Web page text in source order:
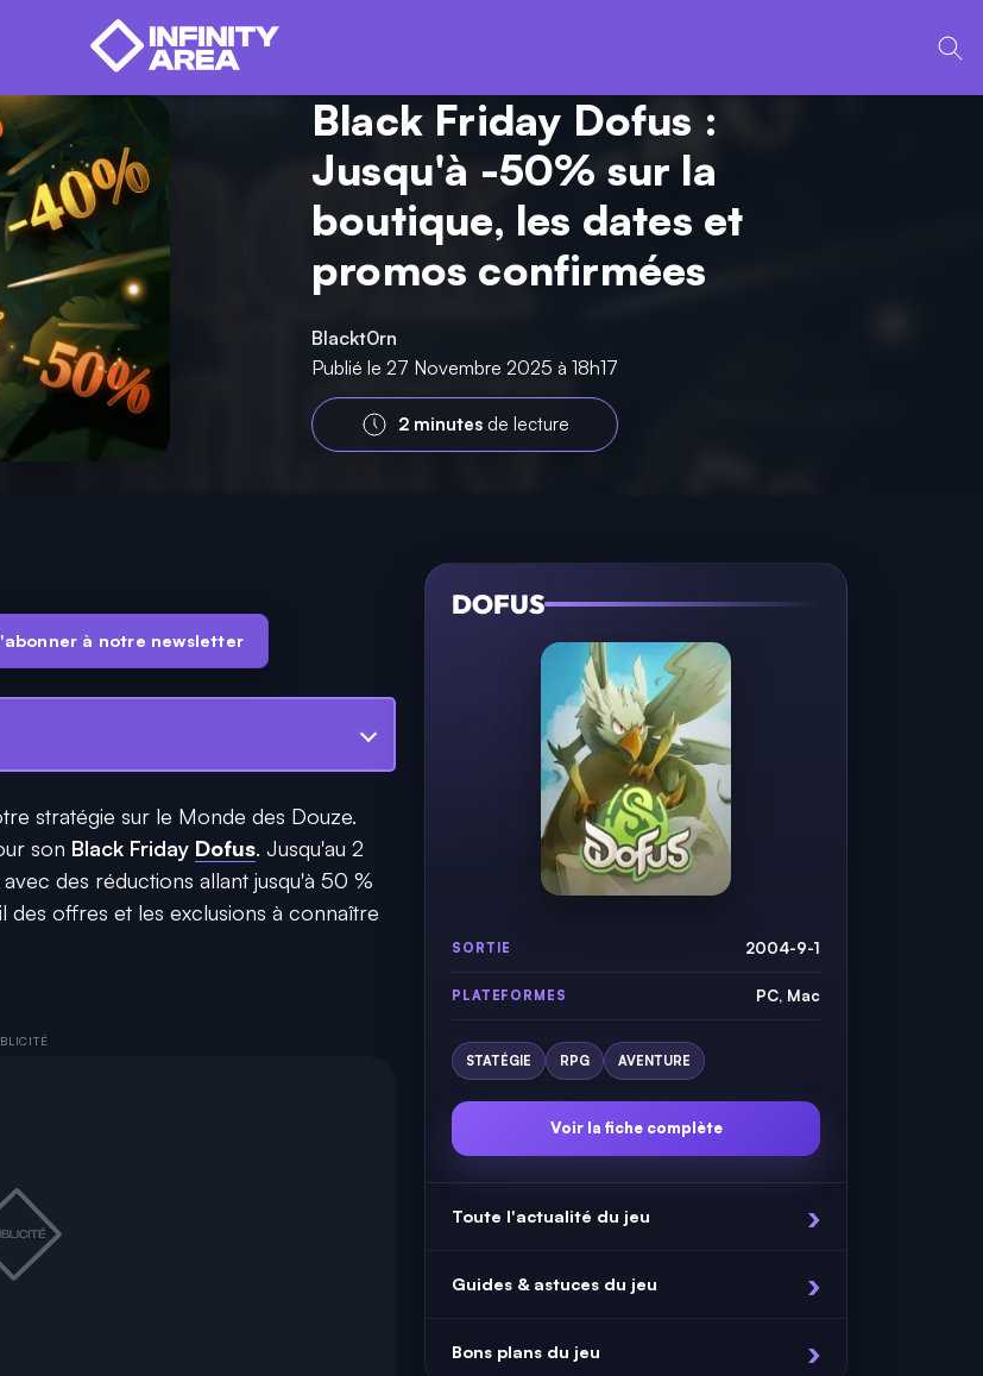
Black Friday Dofus :
Jusqu'à -50% sur la
boutique, les dates et
promos confirmées
Blackt0rn
Publié le 27 Novembre 2025 à 18h17
2 minutes de lecture
à notre newsletter
stratégie sur le Monde des Douze.
son Black Friday Dofus. Jusqu'au 2
des réductions allant jusqu'à 50 %
des offres et les exclusions à connaître
DOFUS
SORTIE 2004-9-1
PLATEFORMES PC, Mac
STATÉGIE RPG AVENTURE
Voir la fiche complète
Toute l'actualité du jeu
Guides & astuces du jeu
Bons plans du jeu